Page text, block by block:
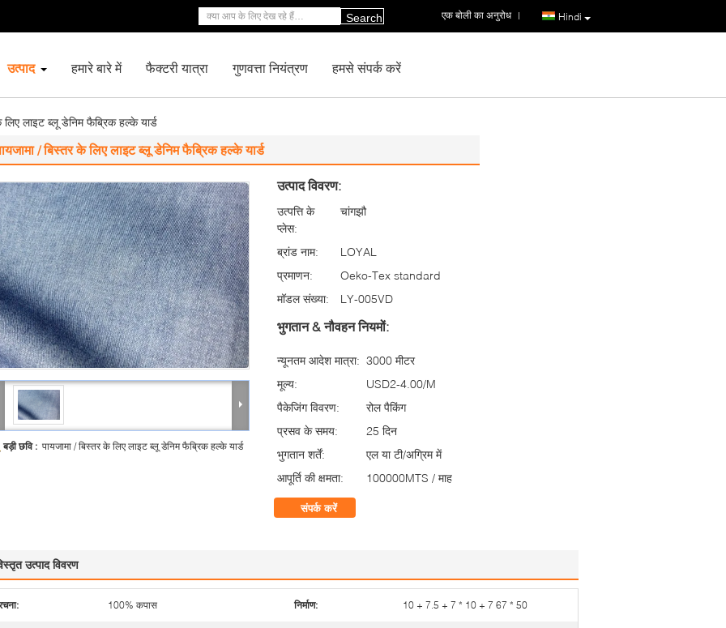
Hindi
एक बोली का अनुरोध |
Search
उत्पाद हमारे बारे में फैक्टरी यात्रा गुणवत्ता नियंत्रण हमसे संपर्क करें
लिए लाइट ब्लू डेनिम फैब्रिक हल्के यार्ड
/ बिस्तर के लिए लाइट ब्लू डेनिम फैब्रिक हल्के यार्ड
बड़ी छवि : पायजामा / बिस्तर के लिए लाइट ब्लू डेनिम फैब्रिक हल्के यार्ड
उत्पाद विवरण:
उत्पत्ति के
प्लेस:
चांगझौ
ब्रांड नाम:
LOYAL
प्रमाणन:
Oeko-Tex standard
मॉडल संख्या:
LY-005VD
भुगतान & नौवहन नियमों:
न्यूनतम आदेश मात्रा: 3000 मीटर
मूल्य:
USD2-4.00/M
पैकेजिंग विवरण:
रोल पैकिंग
प्रसव के समय:
25 दिन
भुगतान शर्तें:
एल या टी/अग्रिम में
आपूर्ति की क्षमता:
100000MTS / माह
संपर्क करें
उत्पाद विवरण
100% कपास निर्माण: 10 + 7.5 + 7 * 10 + 7 67 * 50